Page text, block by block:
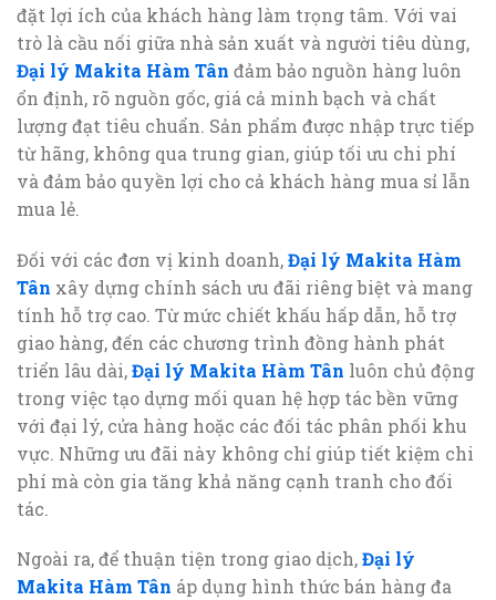
đặt lợi ích của khách hàng làm trọng tâm. Với vai
trò là cầu nối giữa nhà sản xuất và người tiêu dùng,
Đại lý Makita Hàm Tân đảm bảo nguồn hàng luôn
ổn định, rõ nguồn gốc, giá cả minh bạch và chất
lượng đạt tiêu chuẩn. Sản phẩm được nhập trực tiếp
từ hãng, không qua trung gian, giúp tối ưu chi phí
và đảm bảo quyền lợi cho cả khách hàng mua sỉ lẫn
mua lẻ.
Đối với các đơn vị kinh doanh,Đại lý Makita Hàm
Tân xây dựng chính sách ưu đãi riêng biệt và mang
tính hỗ trợ cao. Từ mức chiết khấu hấp dẫn, hỗ trợ
giao hàng, đến các chương trình đồng hành phát
triển lâu dài,Đại lý Makita Hàm Tân luôn chủ động
trong việc tạo dựng mối quan hệ hợp tác bền vững
với đại lý, cửa hàng hoặc các đối tác phân phối khu
vực. Những ưu đãi này không chỉ giúp tiết kiệm chi
phí mà còn gia tăng khả năng cạnh tranh cho đối
tác.
Ngoài ra, để thuận tiện trong giao dịch,Đại lý
Makita Hàm Tân áp dụng hình thức bán hàng đa